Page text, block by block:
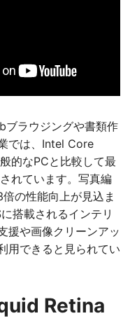
ブラウジングや書類作
では、Intel Core
的なPCと比較して最
れています。写真編
の性能向上が見込ま
搭載されるインテリ
援や画像クリーンアッ
用できると見られてい
Retina